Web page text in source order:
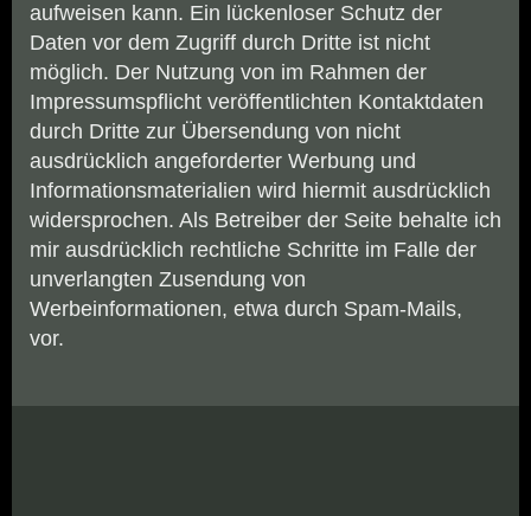
aufweisen kann. Ein lückenloser Schutz der
Daten vor dem Zugriff durch Dritte ist nicht
möglich. Der Nutzung von im Rahmen der
Impressumspflicht veröffentlichten Kontaktdaten
durch Dritte zur Übersendung von nicht
ausdrücklich angeforderter Werbung und
Informationsmaterialien wird hiermit ausdrücklich
widersprochen. Als Betreiber der Seite behalte ich
mir ausdrücklich rechtliche Schritte im Falle der
unverlangten Zusendung von
Werbeinformationen, etwa durch Spam-Mails,
vor.